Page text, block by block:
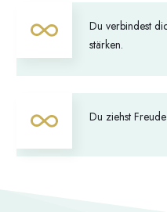
Du verbindest
stärken.
Du ziehst